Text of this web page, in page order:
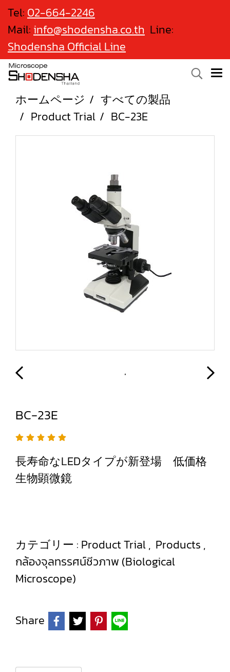
Tel: 02-664-2246
Mail: info@shodensha.co.th Line:
Shodensha Official Line
ホームページ
すべての製品
Product Trial
BC-23E
BC-23E
長寿命なLEDタイプが新登場 低価格
生物顕微鏡
カテゴリー : Product Trial, Products ,
กล้องจุลทรรศน์ชีวภาพ (Biological
Microscope)
Share